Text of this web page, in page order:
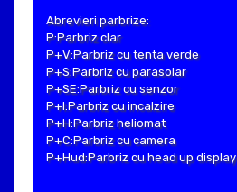
Abrevieri parbrize:
P:Parbriz clar
P+V:Parbriz cu tenta verde
P+S:Parbriz cu parasolar
P+SE:Parbriz cu senzor
P+I:Parbriz cu incalzire
P+H:Parbriz heliomat
P+C:Parbriz cu camera
P+Hud:Parbriz cu head up display